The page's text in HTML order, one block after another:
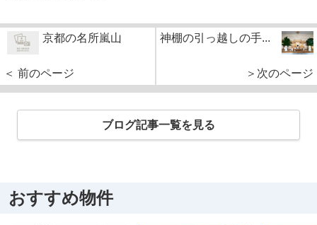
京都の名所嵐山
＜ 前のページ
神棚の引っ越しの手...
＞次のページ
ブログ記事一覧を見る
おすすめ物件